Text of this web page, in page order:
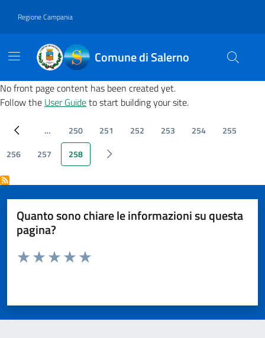
Regione Campania
Comune di Salerno
No front page content has been created yet.
Follow the User Guideto start building your site.
‹ Previous
… Page
250 Page
251 Page
252 Page
253 Page
254 Page
255
Page
256 Page
257 Pagina attuale
258 ‹ Next
Quanto sono chiare le informazioni su questa
pagina?
Valuta da 1 a 5 stelle la pagina